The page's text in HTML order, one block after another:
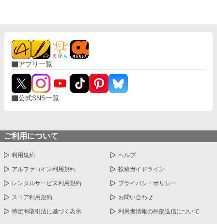
アプリ一覧
公式SNS一覧
ご利用について
利用規約 ヘルプ
アルファコイン利用規約 投稿ガイドライン
レンタルサービス利用規約 プライバシーポリシー
スコア利用規約 お問い合わせ
特定商取引法に基づく表示 利用者情報の外部送信について